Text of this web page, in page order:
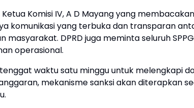
Komisi IV, A D Mayang yang
komunikasi yang terbuka dan transparan
masyarakat. DPRD juga meminta seluruh
operasional.
waktu satu minggu untuk melengkapi
mekanisme sanksi akan diterapkan